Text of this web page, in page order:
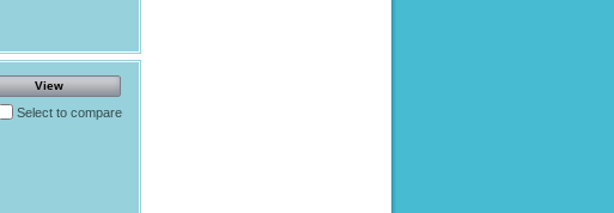
View
Select to compare